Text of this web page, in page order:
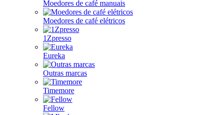
Moedores de café manuais
Moedores de café elétricos
1Zpresso
Eureka
Outras marcas
Timemore
Fellow